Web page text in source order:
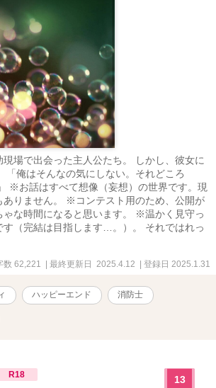
場で出会った主人公たち。 しかし、彼女に
「俺はそんなの気にしない。それどころ
※お話はすべて想像（妄想）の世界です。現
ありません。 ※コンテスト用のため、公開が
ゃな時間になると思います。 ※温かく見守っ
す（完結は目指します…。）。 それではれっ
数 62,221 | 最終更新日 2025.4.12 | 登録日 2025.1.31
ハッピーエンド 消防士
R18 13